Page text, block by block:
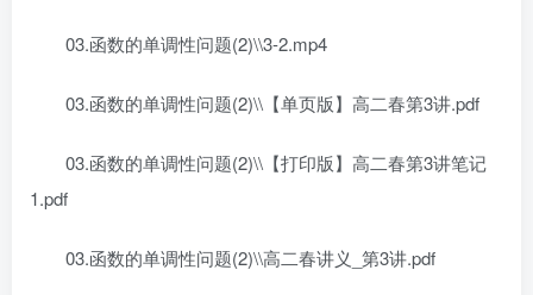
03.函数的单调性问题(2)\\3-2.mp4
03.函数的单调性问题(2)\\【单页版】高二春第3讲.pdf
03.函数的单调性问题(2)\\【打印版】高二春第3讲笔记
1.pdf
03.函数的单调性问题(2)\\高二春讲义_第3讲.pdf